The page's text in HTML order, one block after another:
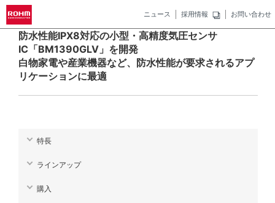
ニュース 採用情報 お問い合わせ
防水性能IPX8対応の小型・高精度気圧センサ
IC「BM1390GLV」を開発
白物家電や産業機器など、防水性能が要求されるアプ
リケーションに最適
特長
ラインアップ
購入